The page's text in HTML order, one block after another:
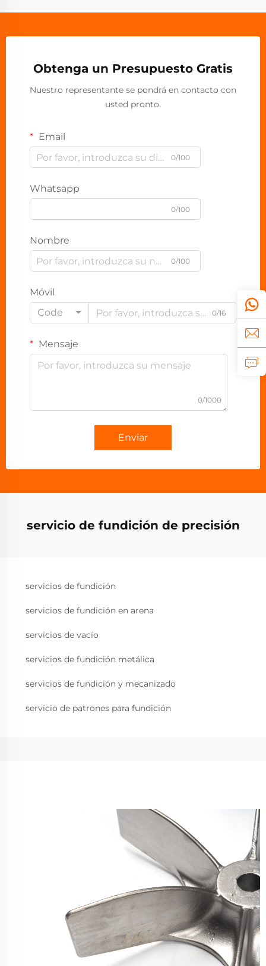
Obtenga un Presupuesto Gratis
Nuestro representante se pondrá en contacto con
usted pronto.
Email
0/100
Whatsapp
0/100
Nombre
0/100
Móvil
Code
0/16
Mensaje
0/1000
Enviar
servicio de fundición de precisión
servicios de fundición
servicios de fundición en arena
servicios de vacío
servicios de fundición metálica
servicios de fundición y mecanizado
servicio de patrones para fundición